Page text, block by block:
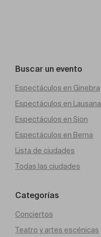
Buscar un evento
Espectáculos en Ginebra
Espectáculos en Lausana
Espectáculos en Sion
Espectáculos en Berna
Lista de ciudades
Todas las ciudades
Categorías
Conciertos
Teatro y artes escénicas